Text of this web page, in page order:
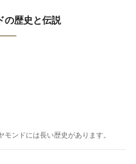
の歴史と伝説
ンドには長い歴史があります。